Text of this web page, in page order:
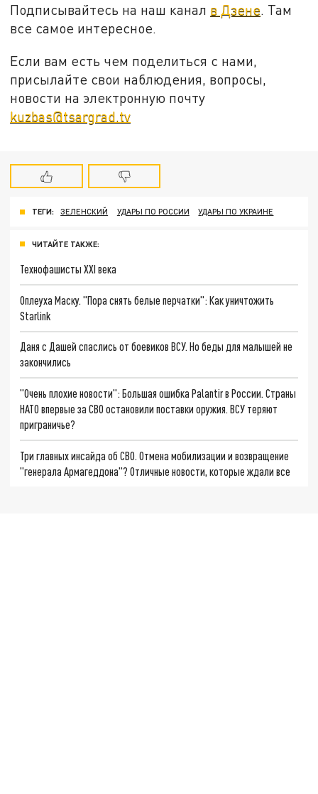
Подписывайтесь на наш канал в Дзене. Там
все самое интересное.
Если вам есть чем поделиться с нами,
присылайте свои наблюдения, вопросы,
новости на электронную почту
kuzbas@tsargrad.tv
ТЕГИ: ЗЕЛЕНСКИЙ УДАРЫ ПО РОССИИ УДАРЫ ПО УКРАИНЕ
ЧИТАЙТЕ ТАКЖЕ:
Технофашисты XXI века
Оплеуха Маску. "Пора снять белые перчатки": Как уничтожить
Starlink
Даня с Дашей спаслись от боевиков ВСУ. Но беды для малышей не
закончились
"Очень плохие новости": Большая ошибка Palantir в России. Страны
НАТО впервые за СВО остановили поставки оружия. ВСУ теряют
приграничье?
Три главных инсайда об СВО. Отмена мобилизации и возвращение
"генерала Армагеддона"? Отличные новости, которые ждали все